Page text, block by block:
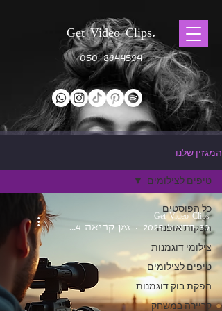
Get Video Clips.
050-8944594
המגזין שלנו
כל הפוסטים
הפקות אופנה
צילומי דוגמנות
טיפים לצילומים
הפקת בוק דוגמנות
קריירה במשחק
טיפים לצילומים
Get Video Clips
30 בדצמ׳ 2025
זמן קריאה 4 דקות